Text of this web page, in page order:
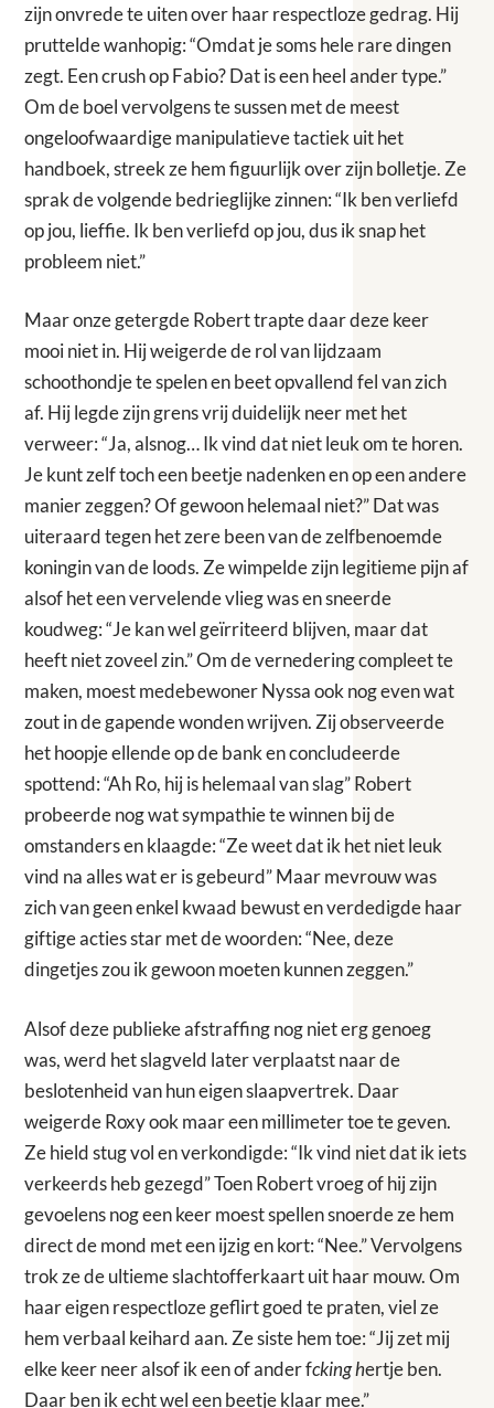
zijn onvrede te uiten over haar respectloze gedrag. Hij
pruttelde wanhopig: “Omdat je soms hele rare dingen
zegt. Een crush op Fabio? Dat is een heel ander type.”
Om de boel vervolgens te sussen met de meest
ongeloofwaardige manipulatieve tactiek uit het
handboek, streek ze hem figuurlijk over zijn bolletje. Ze
sprak de volgende bedrieglijke zinnen: “Ik ben verliefd
op jou, lieffie. Ik ben verliefd op jou, dus ik snap het
probleem niet.”
Maar onze getergde Robert trapte daar deze keer
mooi niet in. Hij weigerde de rol van lijdzaam
schoothondje te spelen en beet opvallend fel van zich
af. Hij legde zijn grens vrij duidelijk neer met het
verweer: “Ja, alsnog… Ik vind dat niet leuk om te horen.
Je kunt zelf toch een beetje nadenken en op een andere
manier zeggen? Of gewoon helemaal niet?” Dat was
uiteraard tegen het zere been van de zelfbenoemde
koningin van de loods. Ze wimpelde zijn legitieme pijn af
alsof het een vervelende vlieg was en sneerde
koudweg: “Je kan wel geïrriteerd blijven, maar dat
heeft niet zoveel zin.” Om de vernedering compleet te
maken, moest medebewoner Nyssa ook nog even wat
zout in de gapende wonden wrijven. Zij observeerde
het hoopje ellende op de bank en concludeerde
spottend: “Ah Ro, hij is helemaal van slag” Robert
probeerde nog wat sympathie te winnen bij de
omstanders en klaagde: “Ze weet dat ik het niet leuk
vind na alles wat er is gebeurd” Maar mevrouw was
zich van geen enkel kwaad bewust en verdedigde haar
giftige acties star met de woorden: “Nee, deze
dingetjes zou ik gewoon moeten kunnen zeggen.”
Alsof deze publieke afstraffing nog niet erg genoeg
was, werd het slagveld later verplaatst naar de
beslotenheid van hun eigen slaapvertrek. Daar
weigerde Roxy ook maar een millimeter toe te geven.
Ze hield stug vol en verkondigde: “Ik vind niet dat ik iets
verkeerds heb gezegd” Toen Robert vroeg of hij zijn
gevoelens nog een keer moest spellen snoerde ze hem
direct de mond met een ijzig en kort: “Nee.” Vervolgens
trok ze de ultieme slachtofferkaart uit haar mouw. Om
haar eigen respectloze geflirt goed te praten, viel ze
hem verbaal keihard aan. Ze siste hem toe: “Jij zet mij
elke keer neer alsof ik een of ander fcking hertje ben.
Daar ben ik echt wel een beetje klaar mee.”